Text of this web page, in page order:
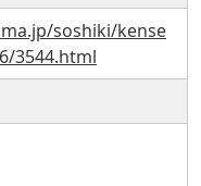
soshiki/kense
3544.html